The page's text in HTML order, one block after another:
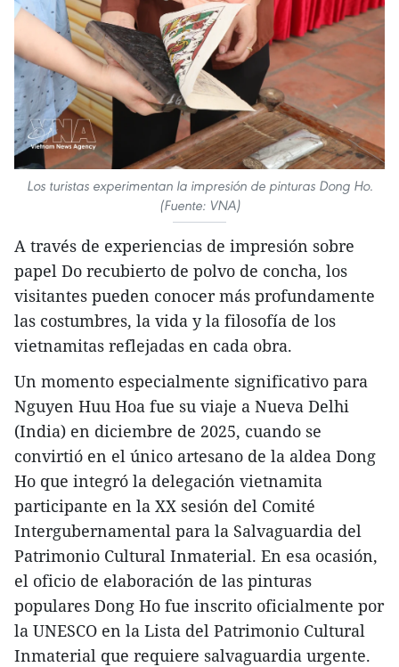
Los turistas experimentan la impresión de pinturas Dong Ho.
(Fuente: VNA)
A través de experiencias de impresión sobre
papel Do recubierto de polvo de concha, los
visitantes pueden conocer más profundamente
las costumbres, la vida y la filosofía de los
vietnamitas reflejadas en cada obra.
Un momento especialmente significativo para
Nguyen Huu Hoa fue su viaje a Nueva Delhi
(India) en diciembre de 2025, cuando se
convirtió en el único artesano de la aldea Dong
Ho que integró la delegación vietnamita
participante en la XX sesión del Comité
Intergubernamental para la Salvaguardia del
Patrimonio Cultural Inmaterial. En esa ocasión,
el oficio de elaboración de las pinturas
populares Dong Ho fue inscrito oficialmente por
la UNESCO en la Lista del Patrimonio Cultural
Inmaterial que requiere salvaguardia urgente.